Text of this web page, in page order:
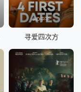
HD中字
寻爱四次方